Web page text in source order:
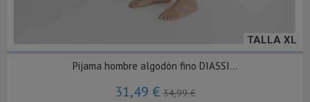
TALLA XL
Pijama hombre algodón fino DIASSI...
31,49 €34,99 €